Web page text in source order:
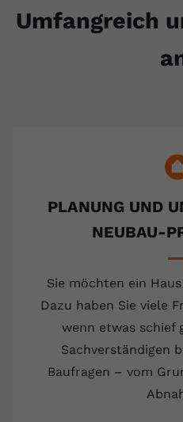
Umfangreich
PLANUNG UND
NEUBAU-
Sie möchten ein
Dazu haben Sie viele
wenn etwas schief
Sachverständigen
Baufragen – vom